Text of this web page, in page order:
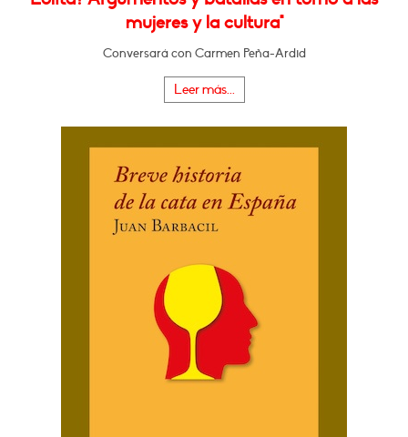
mujeres y la cultura"
Conversará con Carmen Peña-Ardid
Leer más...